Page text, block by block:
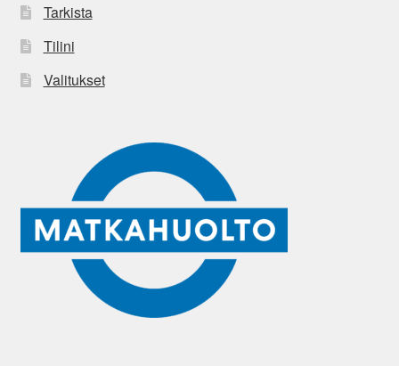
Tarkista
Tilini
Valitukset